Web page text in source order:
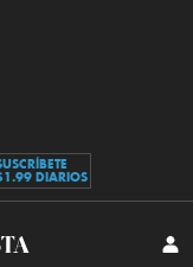
DIARIOS